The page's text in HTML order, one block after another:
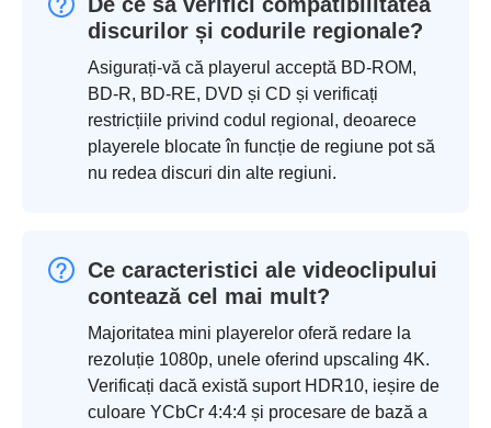
discurilor și codurile regionale?
Asigurați-vă că playerul acceptă BD-ROM,
BD-R, BD-RE, DVD și CD și verificați
restricțiile privind codul regional, deoarece
playerele blocate în funcție de regiune pot să
nu redea discuri din alte regiuni.
Ce caracteristici ale videoclipului
contează cel mai mult?
Majoritatea mini playerelor oferă redare la
rezoluție 1080p, unele oferind upscaling 4K.
Verificați dacă există suport HDR10, ieșire de
culoare YCbCr 4:4:4 și procesare de bază a